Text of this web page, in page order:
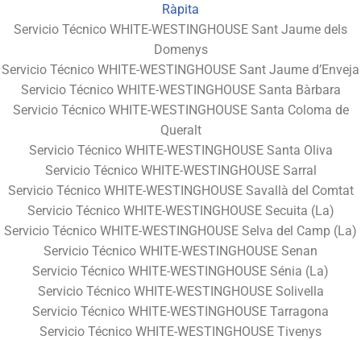
Ràpita
Servicio Técnico WHITE-WESTINGHOUSE Sant Jaume dels
Domenys
Servicio Técnico WHITE-WESTINGHOUSE Sant Jaume d’Enveja
Servicio Técnico WHITE-WESTINGHOUSE Santa Bàrbara
Servicio Técnico WHITE-WESTINGHOUSE Santa Coloma de
Queralt
Servicio Técnico WHITE-WESTINGHOUSE Santa Oliva
Servicio Técnico WHITE-WESTINGHOUSE Sarral
Servicio Técnico WHITE-WESTINGHOUSE Savallà del Comtat
Servicio Técnico WHITE-WESTINGHOUSE Secuita (La)
Servicio Técnico WHITE-WESTINGHOUSE Selva del Camp (La)
Servicio Técnico WHITE-WESTINGHOUSE Senan
Servicio Técnico WHITE-WESTINGHOUSE Sénia (La)
Servicio Técnico WHITE-WESTINGHOUSE Solivella
Servicio Técnico WHITE-WESTINGHOUSE Tarragona
Servicio Técnico WHITE-WESTINGHOUSE Tivenys